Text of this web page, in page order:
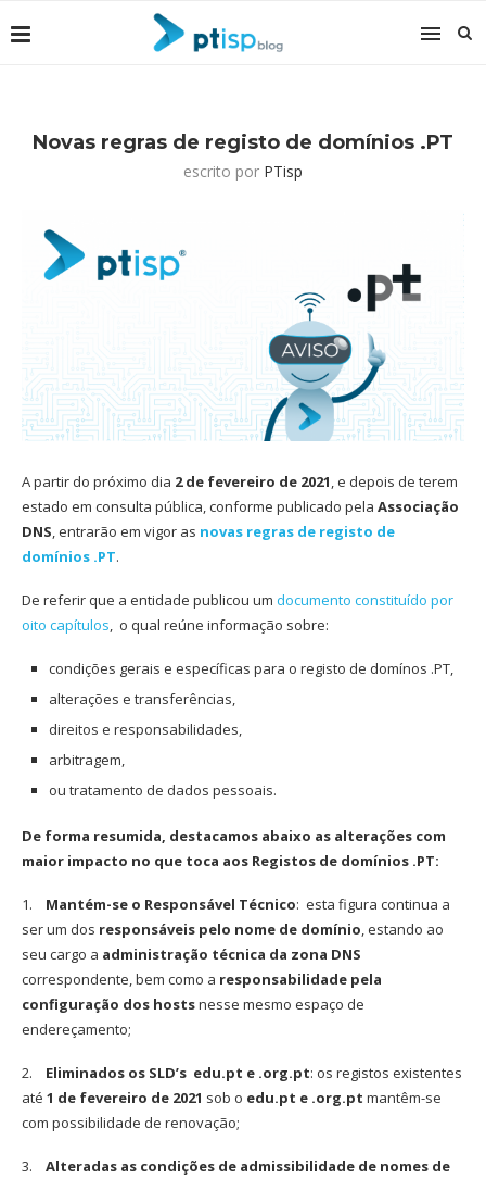
Novas regras de registo de domínios .PT
escrito por PTisp
A partir do próximo dia 2 de fevereiro de 2021, e depois de terem
estado em consulta pública, conforme publicado pela Associação
DNS, entrarão em vigor as novas regras de registo de
domínios .PT.
De referir que a entidade publicou um documento constituído por
oito capítulos, o qual reúne informação sobre:
condições gerais e específicas para o registo de domínos .PT,
alterações e transferências,
direitos e responsabilidades,
arbitragem,
ou tratamento de dados pessoais.
De forma resumida, destacamos abaixo as alterações com
maior impacto no que toca aos Registos de domínios .PT:
1. Mantém-se o Responsável Técnico: esta figura continua a
ser um dos responsáveis pelo nome de domínio, estando ao
seu cargo a administração técnica da zona DNS
correspondente, bem como a responsabilidade pela
configuração dos hostsnesse mesmo espaço de
endereçamento;
2. Eliminados os SLD’s edu.pt e .org.pt: os registos existentes
até 1 de fevereiro de 2021 sob o edu.pt e .org.pt mantêm-se
com possibilidade de renovação;
3. Alteradas as condições de admissibilidade de nomes de